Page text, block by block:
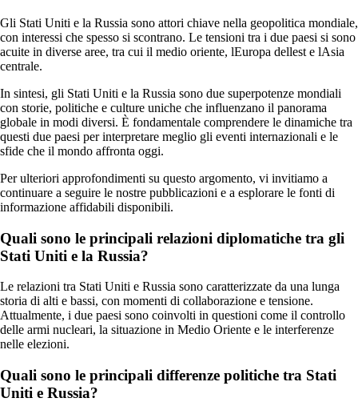
Gli Stati Uniti e la Russia sono attori chiave nella geopolitica mondiale,
con interessi che spesso si scontrano. Le tensioni tra i due paesi si sono
acuite in diverse aree, tra cui il medio oriente, lEuropa dellest e lAsia
centrale.
In sintesi, gli Stati Uniti e la Russia sono due superpotenze mondiali
con storie, politiche e culture uniche che influenzano il panorama
globale in modi diversi. È fondamentale comprendere le dinamiche tra
questi due paesi per interpretare meglio gli eventi internazionali e le
sfide che il mondo affronta oggi.
Per ulteriori approfondimenti su questo argomento, vi invitiamo a
continuare a seguire le nostre pubblicazioni e a esplorare le fonti di
informazione affidabili disponibili.
Quali sono le principali relazioni diplomatiche tra gli
Stati Uniti e la Russia?
Le relazioni tra Stati Uniti e Russia sono caratterizzate da una lunga
storia di alti e bassi, con momenti di collaborazione e tensione.
Attualmente, i due paesi sono coinvolti in questioni come il controllo
delle armi nucleari, la situazione in Medio Oriente e le interferenze
nelle elezioni.
Quali sono le principali differenze politiche tra Stati
Uniti e Russia?